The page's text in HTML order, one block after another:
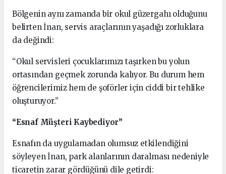
Bölgenin aynı zamanda bir okul güzergahı olduğunu
belirten İnan, servis araçlarının yaşadığı zorluklara
da değindi:
“Okul servisleri çocuklarımızı taşırken bu yolun
ortasından geçmek zorunda kalıyor. Bu durum hem
öğrencilerimiz hem de şoförler için ciddi bir tehlike
oluşturuyor.”
“Esnaf Müşteri Kaybediyor”
Esnafın da uygulamadan olumsuz etkilendiğini
söyleyen İnan, park alanlarının daralması nedeniyle
ticaretin zarar gördüğünü dile getirdi: